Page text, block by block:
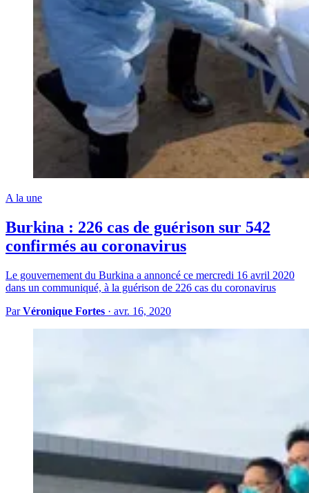
A la une
Burkina : 226 cas de guérison sur 542
confirmés au coronavirus
Le gouvernement du Burkina a annoncé ce mercredi 16 avril 2020
dans un communiqué, à la guérison de 226 cas du coronavirus
ParVéronique Fortes · avr. 16, 2020